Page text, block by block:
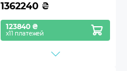
1362240 ₴
123840 ₴
х11 платежей